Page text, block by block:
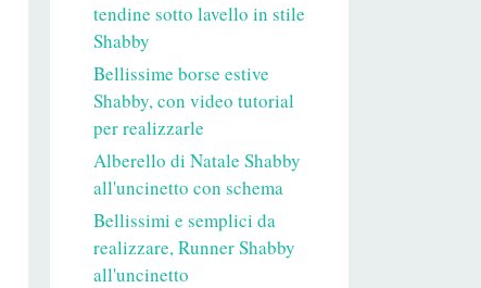
tendine sotto lavello in stile
Shabby
Bellissime borse estive
Shabby, con video tutorial
per realizzarle
Alberello di Natale Shabby
all'uncinetto con schema
Bellissimi e semplici da
realizzare, Runner Shabby
all'uncinetto